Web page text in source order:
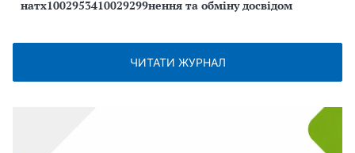
натх1002953410029299нення та обміну досвідом
ЧИТАТИ ЖУРНАЛ